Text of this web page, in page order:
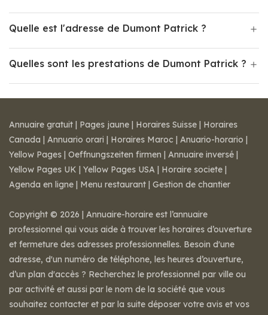
Quelle est l'adresse de Dumont Patrick ?
Quelles sont les prestations de Dumont Patrick ?
Annuaire gratuit | Pages jaune | Horaires Suisse | Horaires
Canada | Annuario orari | Horaires Maroc | Anuario-horario |
Yellow Pages | Oeffnungszeiten firmen | Annuaire inversé |
Yellow Pages UK | Yellow Pages USA | Horaire societe |
Agenda en ligne | Menu restaurant | Gestion de chantier
Copyright © 2026 | Annuaire-horaire est l’annuaire
professionnel qui vous aide à trouver les horaires d’ouverture
et fermeture des adresses professionnelles. Besoin d'une
adresse, d'un numéro de téléphone, les heures d’ouverture,
d’un plan d'accès ? Recherchez le professionnel par ville ou
par activité et aussi par le nom de la société que vous
souhaitez contacter et par la suite déposer votre avis et vos